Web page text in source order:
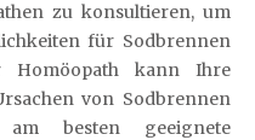
zu konsultieren, um
für Sodbrennen
Homöopath kann Ihre
von Sodbrennen
besten geeignete